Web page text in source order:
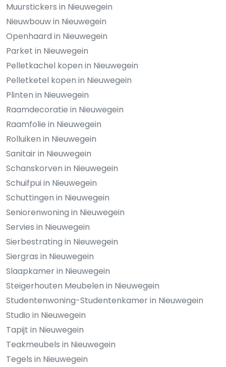
Muurstickers in Nieuwegein
Nieuwbouw in Nieuwegein
Openhaard in Nieuwegein
Parket in Nieuwegein
Pelletkachel kopen in Nieuwegein
Pelletketel kopen in Nieuwegein
Plinten in Nieuwegein
Raamdecoratie in Nieuwegein
Raamfolie in Nieuwegein
Rolluiken in Nieuwegein
Sanitair in Nieuwegein
Schanskorven in Nieuwegein
Schuifpui in Nieuwegein
Schuttingen in Nieuwegein
Seniorenwoning in Nieuwegein
Servies in Nieuwegein
Sierbestrating in Nieuwegein
Siergras in Nieuwegein
Slaapkamer in Nieuwegein
Steigerhouten Meubelen in Nieuwegein
Studentenwoning-Studentenkamer in Nieuwegein
Studio in Nieuwegein
Tapijt in Nieuwegein
Teakmeubels in Nieuwegein
Tegels in Nieuwegein